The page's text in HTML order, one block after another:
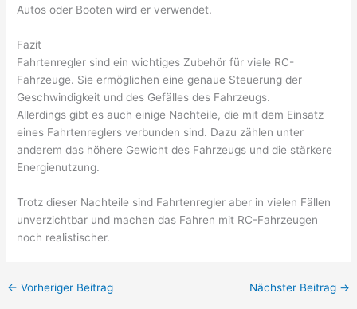
Autos oder Booten wird er verwendet.
Fazit
Fahrtenregler sind ein wichtiges Zubehör für viele RC-
Fahrzeuge. Sie ermöglichen eine genaue Steuerung der
Geschwindigkeit und des Gefälles des Fahrzeugs.
Allerdings gibt es auch einige Nachteile, die mit dem Einsatz
eines Fahrtenreglers verbunden sind. Dazu zählen unter
anderem das höhere Gewicht des Fahrzeugs und die stärkere
Energienutzung.
Trotz dieser Nachteile sind Fahrtenregler aber in vielen Fällen
unverzichtbar und machen das Fahren mit RC-Fahrzeugen
noch realistischer.
← Vorheriger Beitrag Nächster Beitrag →